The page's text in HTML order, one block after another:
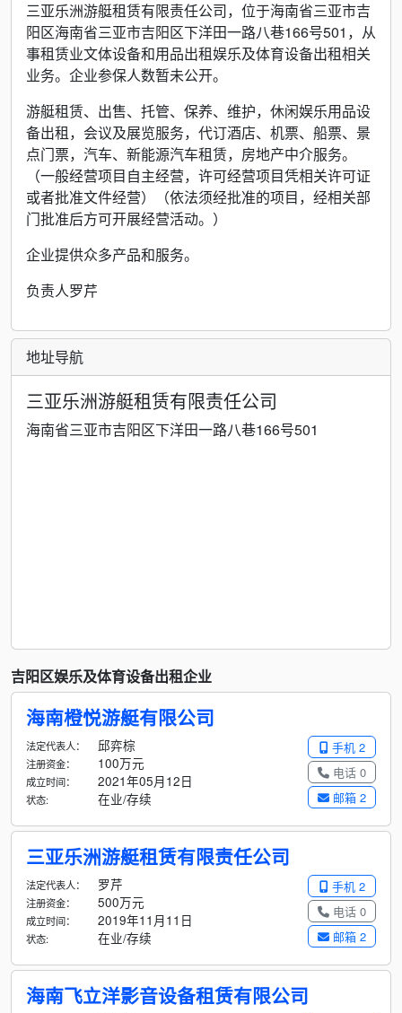
三亚乐洲游艇租赁有限责任公司，位于海南省三亚市吉
阳区海南省三亚市吉阳区下洋田一路八巷166号501，从
事租赁业文体设备和用品出租娱乐及体育设备出租相关
业务。企业参保人数暂未公开。
游艇租赁、出售、托管、保养、维护，休闲娱乐用品设
备出租，会议及展览服务，代订酒店、机票、船票、景
点门票，汽车、新能源汽车租赁，房地产中介服务。
（一般经营项目自主经营，许可经营项目凭相关许可证
或者批准文件经营）（依法须经批准的项目，经相关部
门批准后方可开展经营活动。）
企业提供众多产品和服务。
负责人罗芹
地址导航
三亚乐洲游艇租赁有限责任公司
海南省三亚市吉阳区下洋田一路八巷166号501
吉阳区娱乐及体育设备出租企业
海南橙悦游艇有限公司
手机 2
电话 0
邮箱 2
法定代表人： 邱弈棕
注册资金： 100万元
成立时间： 2021年05月12日
状态: 在业/存续
三亚乐洲游艇租赁有限责任公司
手机 2
电话 0
邮箱 2
法定代表人： 罗芹
注册资金： 500万元
成立时间： 2019年11月11日
状态: 在业/存续
海南飞立洋影音设备租赁有限公司